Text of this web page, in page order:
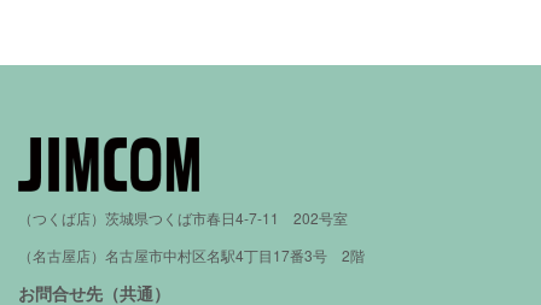
（つくば店）茨城県つくば市春日4-7-11 202号室
（名古屋店）名古屋市中村区名駅4丁目17番3号 2階
お問合せ先（共通）